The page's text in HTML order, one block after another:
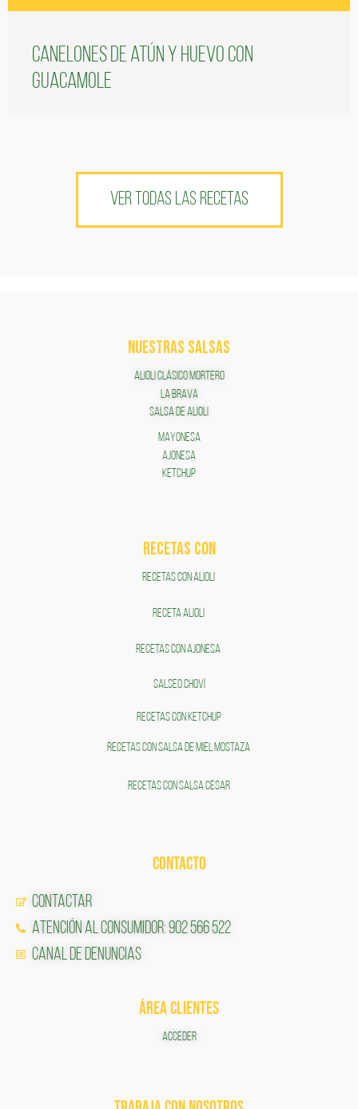
Canelones de atún y huevo con
guacamole
VER TODAS LAS RECETAS
NUESTRAS SALSAS
ALIOLI CLÁSICO MORTERO
LA BRAVA
SALSA DE ALIOLI
MAYONESA
AJONESA
KETCHUP
RECETAS COn
RECETAS CON ALIOLI
RECETA ALIOLI
RECETAS CON AJONESA
SALSEO CHOVÍ
RECETAS CON KETCHUP
RECETAS CON SALSA DE MIEL MOSTAZA
RECETAS CON SALSA CÉSAR
CONTACTO
Contactar
Atención al Consumidor: 902 566 522
Canal de Denuncias
ÁREA CLIENTES
ACCEDER